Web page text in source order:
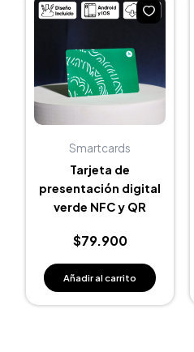
Smartcards
Tarjeta de
presentación digital
verde NFC y QR
$79.900
Añadir al carrito